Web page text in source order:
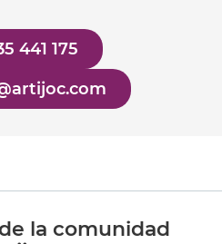
441 175
la comunidad